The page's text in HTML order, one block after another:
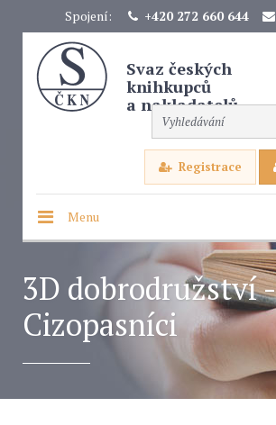
Spojení: +420 272 660 644
Svaz českých
knihkupců
a nakladatelů
Registrace
Menu
3D dobrodružství -
Cizopasníci